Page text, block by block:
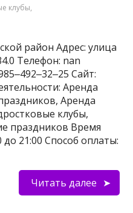
клубы,
район Адрес: улица
Телефон: nan
Сайт:
Аренда
Аренда
клубы,
праздников Время
21:00 Способ оплаты:
Читать далее